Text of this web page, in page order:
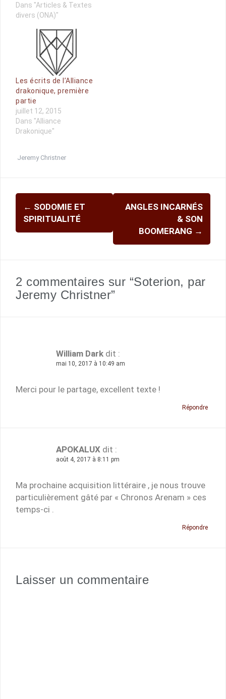
Dans "Articles & Textes
divers (ONA)"
Les écrits de l’Alliance
drakonique, première
partie
juillet 12, 2015
Dans "Alliance
Drakonique"
Jeremy Christner
Navigation
d'article
← SODOMIE ET
SPIRITUALITÉ
ANGLES INCARNÉS
& SON
BOOMERANG →
2 commentaires sur “Soterion, par
Jeremy Christner”
William Dark dit :
mai 10, 2017 à 10:49 am
Merci pour le partage, excellent texte !
Répondre
APOKALUX dit :
août 4, 2017 à 8:11 pm
Ma prochaine acquisition littéraire , je nous trouve
particulièrement gâté par « Chronos Arenam » ces
temps-ci .
Répondre
Laisser un commentaire